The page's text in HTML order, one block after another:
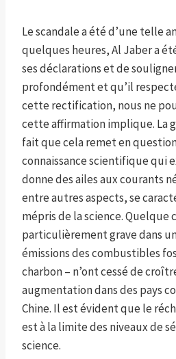
Le scandale a été d’une telle
quelques heures, Al Jaber a
ses déclarations et de
profondément et qu’il
cette rectification, nous ne
cette affirmation implique. La
fait que cela remet en
connaissance scientifique qui
donne des ailes aux courants
entre autres aspects, se
mépris de la science. Quelque
particulièrement grave dans
émissions des combustibles
charbon – n’ont cessé de
augmentation dans des pays
Chine. Il est évident que le
est à la limite des niveaux de
science.